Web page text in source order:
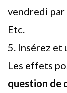
vendredi par
Etc.
5. Insérez
Les effets
question de